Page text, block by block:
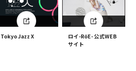
Tokyo Jazz X
ロイ-RöE- 公式WEB
サイト